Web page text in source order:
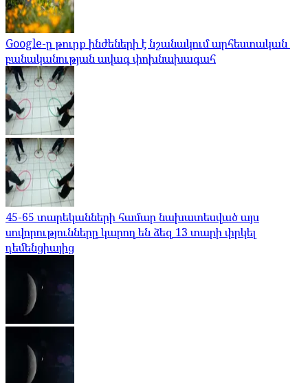
Google-ը թուրք ինժեների է նշանակում արհեստական ​​
բանականության ավագ փոխնախագահ
45-65 տարեկանների համար նախատեսված այս
սովորությունները կարող են ձեզ 13 տարի փրկել
դեմենցիայից